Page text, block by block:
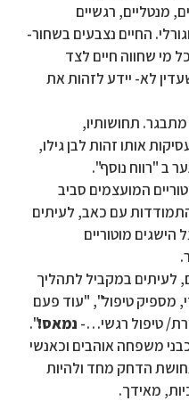
מנטליים, רגשיים
החיים נצבעים בשחור-
מי שחווה חיים לצד
לא- יידע לזהות את
תחושותיו,
אותו זהות לבן גילו,
ב "רווח נוסף".
המועצמים סביב
עם כאב, לעיתים
הישגים מוטוריים
לעיתים במקביל לתהליך
מספיק טיפול", "עוד פעם
טיפול רגשי…- נמאס!".
משפחה אוהבים וכאנשי
הדחק מחד ולהיות
מאידך.